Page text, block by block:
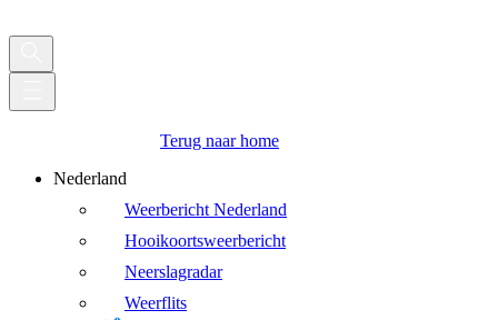
Terug naar home
Nederland
Weerbericht Nederland
Hooikoortsweerbericht
Neerslagradar
Weerflits